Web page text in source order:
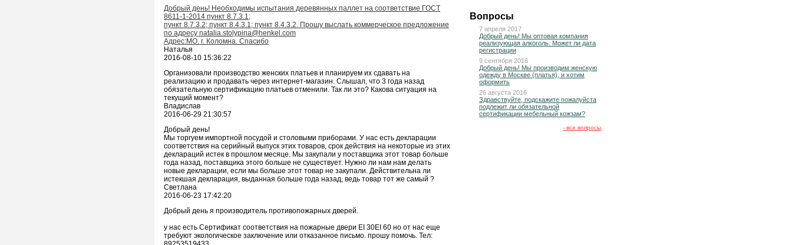
Добрый день! Необходимы испытания деревянных паллет на соответствие ГОСТ
8611-1-2014 пункт 8.7.3.1;
пункт 8.7.3.2; пункт 8.4.3.1; пункт 8.4.3.2. Прошу выслать коммерческое предложение
по адресу natalia.stolypina@henkel.com
Адрес:МО. г. Коломна. Спасибо
Наталья
2016-08-10 15:36:22
Организовали производство женских платьев и планируем их сдавать на
реализацию и продавать через интернет-магазин. Слышал, что 3 года назад
обязательную сертификацию платьев отменили. Так ли это? Какова ситуация на
текущий момент?
Владислав
2016-06-29 21:30:57
Добрый день!
Мы торгуем импортной посудой и столовыми приборами. У нас есть декларации
соответствия на серийный выпуск этих товаров, срок действия на некоторые из этих
деклараций истек в прошлом месяце. Мы закупали у поставщика этот товар больше
года назад, поставщика этого больше не существует. Нужно ли нам нам делать
новые декларации, если мы больше этот товар не закупали. Действительна ли
истекшая декларация, выданная больше года назад, ведь товар тот же самый ?
Светлана
2016-06-23 17:42:20
Добрый день я производитель противопожарных дверей.
у нас есть Сертификат соответствия на пожарные двери EI 30EI 60 но от нас еще
требуют экологическое заключение или отказанное письмо. прошу помочь. Тел:
Вопросы
7 апреля 2017
Добрый день! Мы оптовая компания
реализующая алкоголь. Может ли дата
регистрации
9 сентября 2016
Добрый день! Мы производим женскую
одежду в Москве (платья), и хотим
оформить
26 августа 2016
Здравствуйте, подскажите пожалуйста
подлежит ли обязательной
сертификации мебельный кожзам?
- все вопросы